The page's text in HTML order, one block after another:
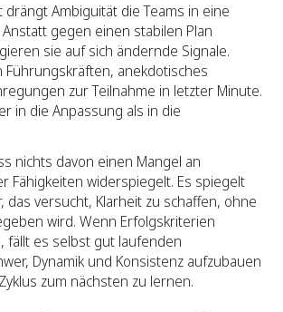
drängt Ambiguität die Teams in eine
gegen einen stabilen Plan
sie auf sich ändernde Signale.
Führungskräften, anekdotisches
zur Teilnahme in letzter Minute.
in die Anpassung als in die
nichts davon einen Mangel an
Fähigkeiten widerspiegelt. Es spiegelt
das versucht, Klarheit zu schaffen, ohne
wird. Wenn Erfolgskriterien
fällt es selbst gut laufenden
Dynamik und Konsistenz aufzubauen
zum nächsten zu lernen.